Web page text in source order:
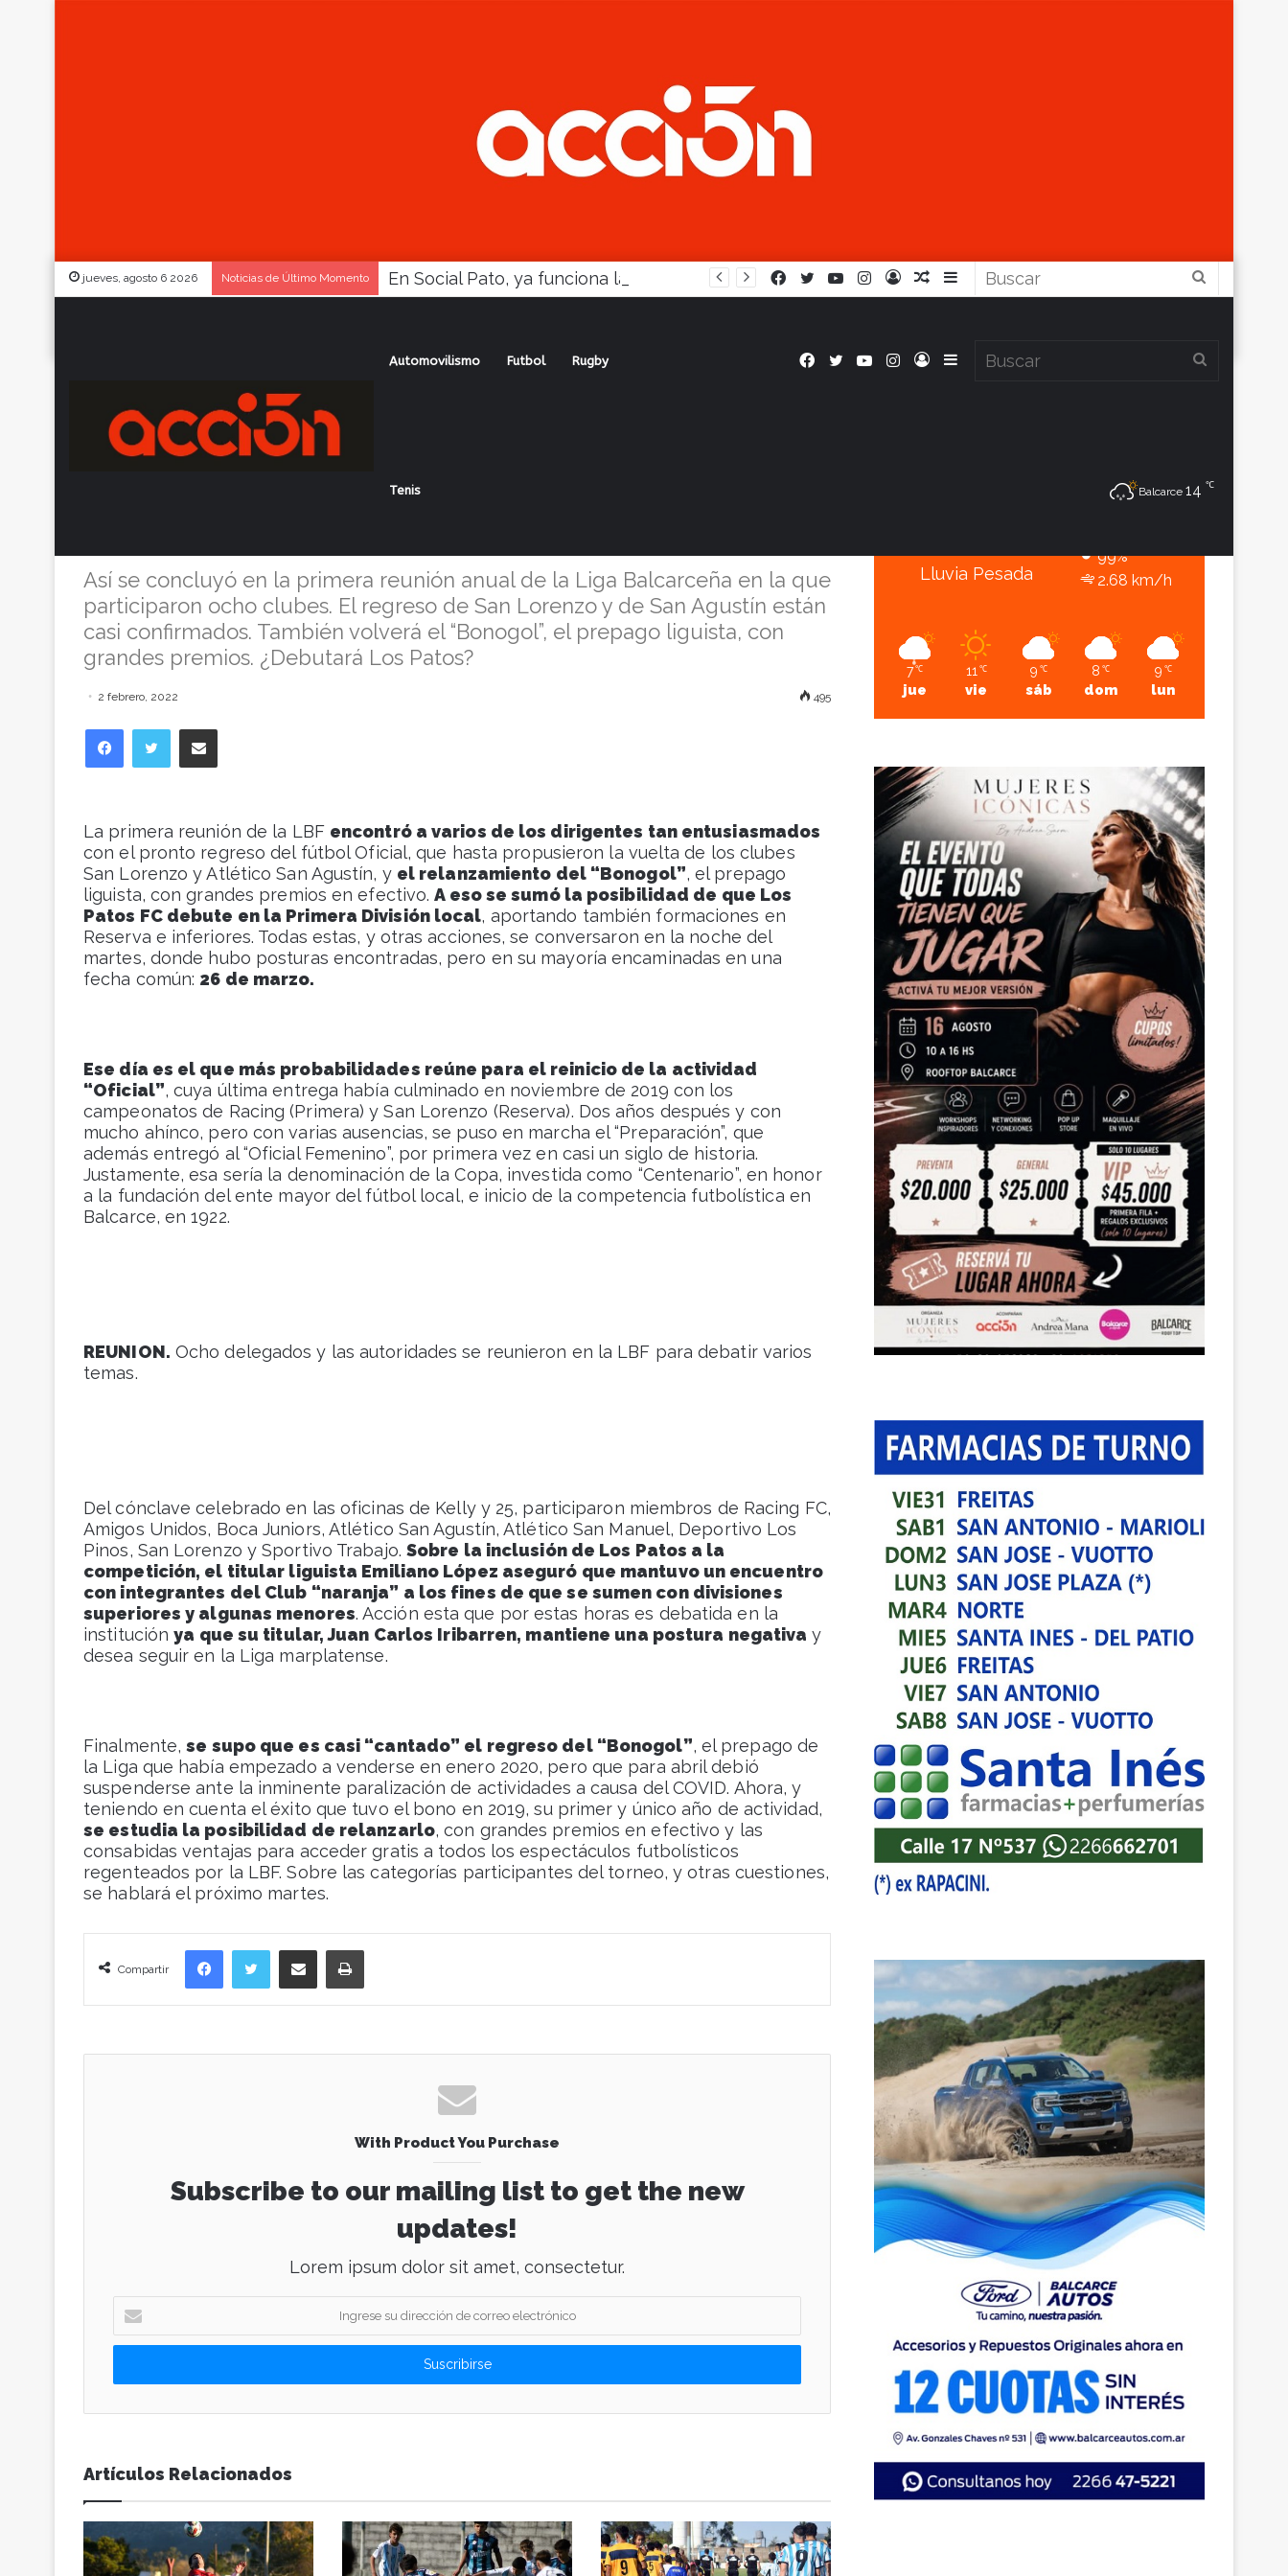
jueves, agosto 6 2026 Noticias de Último Momento
Barra
Artículo
Iniciar
Instagram
YouTube
Twitter
Facebook
Automovilismo Futbol Rugby
Tenis
Barra
Iniciar
Instagram
YouTube
Twitter
Facebook
Balcarce 14 ℃
Actualidad/ 26 de marzo: fecha tentativa para la vuelta del fútbol local
26 de marzo: fecha tentativa
Así se concluyó en la primera reunión anual de la Liga Balcarceña en la que
participaron ocho clubes. El regreso de San Lorenzo y de San Agustín están
casi confirmados. También volverá el “Bonogol”, el prepago liguista, con
grandes premios. ¿Debutará Los Patos?
2 febrero, 2022 495
Facebook
La primera reunión de la LBF encontró a varios de los dirigentes tan entusiasmados
con el pronto regreso del fútbol Oficial, que hasta propusieron la vuelta de los clubes
San Lorenzo y Atlético San Agustín, y el relanzamiento del “Bonogol”, el prepago
liguista, con grandes premios en efectivo.A eso se sumó la posibilidad de que Los
Patos FC debute en la Primera División local, aportando también formaciones en
Reserva e inferiores. Todas estas, y otras acciones, se conversaron en la noche del
martes, donde hubo posturas encontradas, pero en su mayoría encaminadas en una
fecha común: 26 de marzo.
Ese día es el que más probabilidades reúne para el reinicio de la actividad
“Oficial”, cuya última entrega había culminado en noviembre de 2019 con los
campeonatos de Racing (Primera) y San Lorenzo (Reserva). Dos años después y con
mucho ahínco, pero con varias ausencias, se puso en marcha el “Preparación”, que
además entregó al “Oficial Femenino”, por primera vez en casi un siglo de historia.
Justamente, esa sería la denominación de la Copa, investida como “Centenario”, en honor
a la fundación del ente mayor del fútbol local, e inicio de la competencia futbolística en
Balcarce, en 1922.
REUNION. Ocho delegados y las autoridades se reunieron en la LBF para debatir varios
temas.
Del cónclave celebrado en las oficinas de Kelly y 25, participaron miembros de Racing FC,
Amigos Unidos, Boca Juniors, Atlético San Agustín, Atlético San Manuel, Deportivo Los
Pinos, San Lorenzo y Sportivo Trabajo. Sobre la inclusión de Los Patos a la
competición, el titular liguista Emiliano López aseguró que mantuvo un encuentro
con integrantes del Club “naranja” a los fines de que se sumen con divisiones
superiores y algunas menores. Acción esta que por estas horas es debatida en la
instituciónya que su titular, Juan Carlos Iribarren, mantiene una postura negativa y
desea seguir en la Liga marplatense.
Finalmente,se supo que es casi “cantado” el regreso del “Bonogol”, el prepago de
la Liga que había empezado a venderse en enero 2020, pero que para abril debió
suspenderse ante la inminente paralización de actividades a causa del COVID. Ahora, y
teniendo en cuenta el éxito que tuvo el bono en 2019, su primer y único año de actividad,
se estudia la posibilidad de relanzarlo, con grandes premios en efectivo y las
consabidas ventajas para acceder gratis a todos los espectáculos futbolísticos
regenteados por la LBF. Sobre las categorías participantes del torneo, y otras cuestiones,
se hablará el próximo martes.
Compartir
Facebook Compartir vía correo electrónico
With Product You Purchase
Subscribe to our mailing list to get the new
updates!
Lorem ipsum dolor sit amet, consectetur.
g
e
u
i
r
e
c
Artículos Relacionados
Lluvia Pesada
7
99%
2.68 km/h
7 ℃
jue
11 ℃
vie
9 ℃
sáb
8 ℃
dom
9 ℃
lun